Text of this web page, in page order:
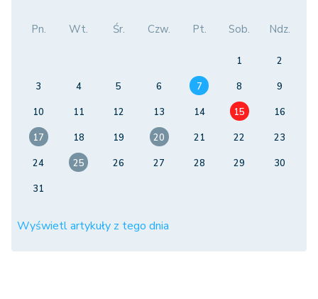
Pn. Wt. Śr. Czw. Pt. Sob. Ndz.
1
2
3
4 5 6 7 8
9
10
11 12 13 14 15
16
17
18 19 20 21 22
23
24
25 26 27 28 29
30
31
Wyświetl artykuły z tego dnia